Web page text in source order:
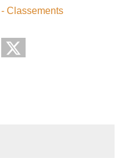
Classements